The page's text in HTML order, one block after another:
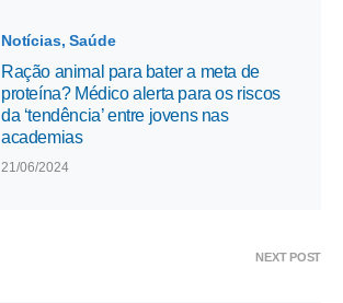
Notícias Saúde
Ração animal para bater a meta de
proteína? Médico alerta para os riscos
da ‘tendência’ entre jovens nas
academias
21/06/2024
NEXT POST